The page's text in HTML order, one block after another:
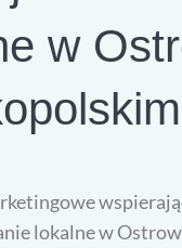
w
lokalne w